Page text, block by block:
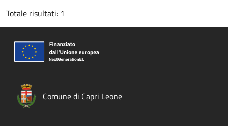
Totale risultati: 1
Comune di Capri Leone